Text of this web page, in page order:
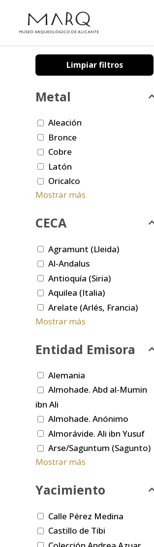
Limpiar filtros
Metal
Aleación
Bronce
Cobre
Latón
Oricalco
Mostrar más
CECA
Agramunt (Lleida)
Al-Andalus
Antioquía (Siria)
Aquilea (Italia)
Arelate (Arlés, Francia)
Mostrar más
Entidad Emisora
Alemania
Almohade. Abd al-Mumin
ibn Ali
Almohade. Anónimo
Almorávide. Ali ibn Yusuf
Arse/Saguntum (Sagunto)
Mostrar más
Yacimiento
Calle Pérez Medina
Castillo de Tibi